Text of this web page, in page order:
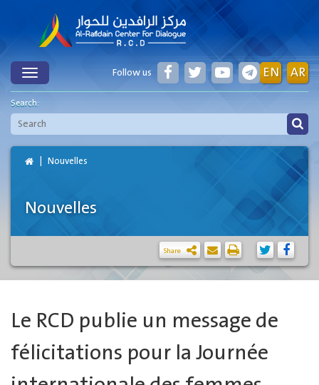
Toggle AR
EN
Follow us
Search:
Nouvelles
Nouvelles
Share
Le RCD publie un message de
félicitations pour la Journée